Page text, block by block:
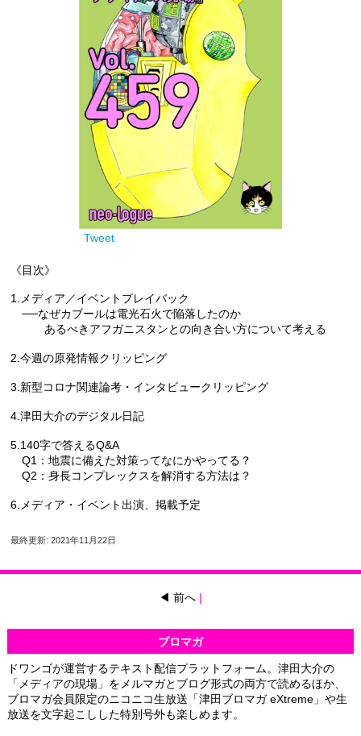
Tweet
《目次》
1.メディア／イベントプレイバック
──なぜカブールは電光石火で陥落したのか
あるべきアフガニスタンとの向き合い方について考える
2.今週の原発情報クリッピング
3.新型コロナ関連論考・インタビュークリッピング
4.津田大介のデジタル日記
5.140字で答えるQ&A
Q1：地震に備えた対策ってなにかやってる？
Q2：身長コンプレックスを解消する方法は？
6.メディア・イベント出演、掲載予定
最終更新: 2021年11月22日
◀ 前へ |
ブロマガ
ドワンゴが運営するテキスト配信プラットフォーム。津田大介の
「メディアの現場」をメルマガとブログ形式の両方で読めるほか、
ブロマガ会員限定のニコニコ生放送「津田ブロマガ eXtreme」や生
放送を文字起こしした特別号外も楽しめます。